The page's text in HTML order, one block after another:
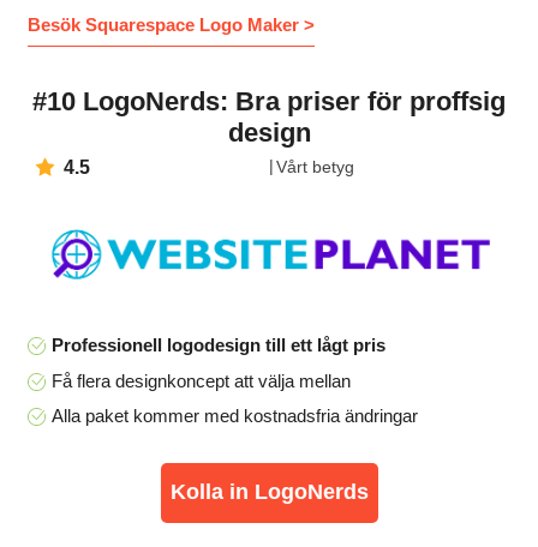
Besök Squarespace Logo Maker >
#10 LogoNerds: Bra priser för proffsig
design
4.5 Vårt betyg
Professionell logodesign till ett lågt pris
Få flera designkoncept att välja mellan
Alla paket kommer med kostnadsfria ändringar
Kolla in LogoNerds